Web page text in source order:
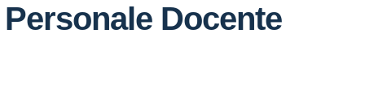
Personale Docente